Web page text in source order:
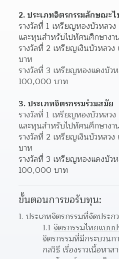
2. ประเภทจิตรกรรมลักษณะ
รางวัลที่ 1 เหรียญทองบัวหลว
และทุนสำหรับไปทัศนศึกษางา
รางวัลที่ 2 เหรียญเงินบัวหลว
บาท
รางวัลที่ 3 เหรียญทองแดงบัวห
100,000 บาท
3. ประเภทจิตรกรรมร่วมสมัย
รางวัลที่ 1 เหรียญทองบัวหลว
และทุนสำหรับไปทัศนศึกษางา
รางวัลที่ 2 เหรียญเงินบัวหลว
บาท
รางวัลที่ 3 เหรียญทองแดงบัวห
100,000 บาท
ขั้นตอนการขอรับทุน:
1. ประเภทจิตรกรรมที่จัดประ
1.1 จิตรกรรมไทยแบบ
จิตรกรรมที่มีกระบวนก
กลวิธี เรื่องราวเนื้อห